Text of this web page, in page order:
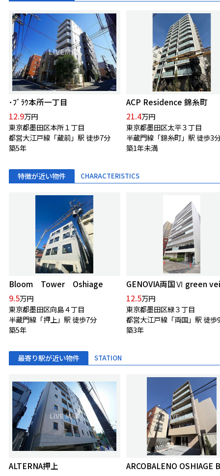
･ﾌﾞﾗｳ本所一丁目
12.9万円
東京都墨田区本所１丁目
都営大江戸線「蔵前」駅 徒歩7分
築5年
ACP Residence 錦糸町
21.4万円
東京都墨田区太平３丁目
半蔵門線「錦糸町」駅 徒歩3
築1年未満
特徴が近い物件 CHARACTERISTICS
Bloom Tower Oshiage
9.5万円
東京都墨田区向島４丁目
半蔵門線「押上」駅 徒歩7分
築5年
GENOVIA両国Ⅵ green
12.5万円
東京都墨田区緑３丁目
都営大江戸線「両国」駅 徒歩
築3年
最寄り駅が近い物件 STATION
ALTERNA押上